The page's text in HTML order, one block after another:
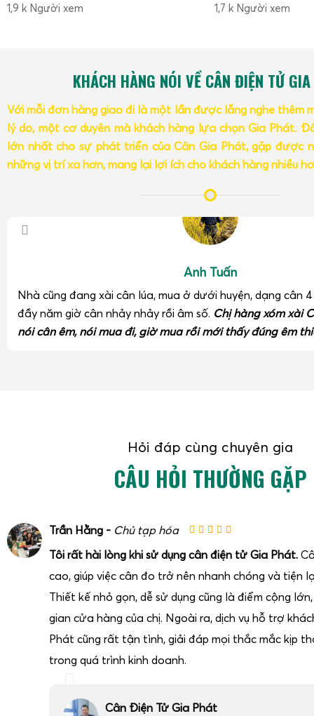
1,9 k Người xem 1,7 k Người xem
KHÁCH HÀNG NÓI VỀ CÂN ĐIỆN TỬ
Với mỗi đơn hàng giao đi là một lần được lắng nghe thêm
lý do, một cơ duyên mà khách hàng lựa chọn Gia Phát.
lớn nhất cho sự phát triển của Cân Gia Phát, gặp được
những vị trí xa hơn, mang lại lợi ích cho khách hàng nhiều
Anh Tuấn
Nhà cũng đang xài cân lúa, mua ở dưới huyện, dạng cân
đầy năm giờ cân nhảy nhảy rồi âm số. Chị hàng xóm xài
nói cân êm, nói mua đi, giờ mua rồi mới thấy đúng êm
Hỏi đáp cùng chuyên gia
CÂU HỎI THƯỜNG GẶP
Trần Hằng - Chủ tạp hóa
Tôi rất hài lòng khi sử dụng cân điện tử Gia Phát.
cao, giúp việc cân đo trở nên nhanh chóng và tiện
Thiết kế nhỏ gọn, dễ sử dụng cũng là điểm cộng
gian cửa hàng của chị. Ngoài ra, dịch vụ hỗ trợ
Phát cũng rất tận tình, giải đáp mọi thắc mắc kịp
trong quá trình kinh doanh.
Cân Điện Tử Gia Phát